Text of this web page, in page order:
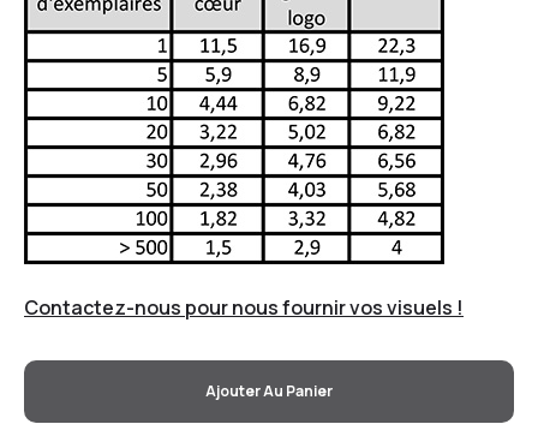
Contactez-nous pour nous fournir vos visuels !
Ajouter Au Panier